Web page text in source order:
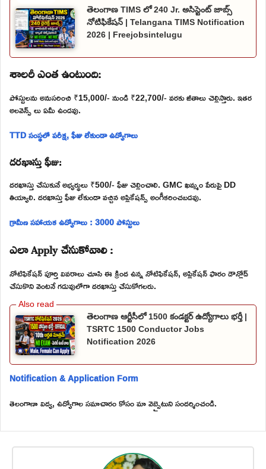
తెలంగాణ TIMS లో 240 Jr. అసిస్టెంట్ జాబ్స్
నోటిఫికేషన్ | Telangana TIMS Notification
2026 | Freejobsintelugu
శాలరీ ఎంత ఉంటుంది:
పోస్టులను అనుసరించి ₹15,000/- నుండి ₹22,700/- వరకు జీతాలు చెల్లిస్తారు. ఇతర
అలవెన్స్ లు ఏమీ ఉండవు.
TTD సంస్థలో పరీక్ష, ఫీజు లేకుండా ఉద్యోగాలు
దరఖాస్తు ఫీజు:
దరఖాస్తు చేసుకునే అభ్యర్థులు ₹500/- ఫీజు చెల్లించాలి. GMC ఖమ్మం పేరుపై DD
తియ్యాలి. దరఖాస్తు ఫీజు లేకుండా వచ్చిన అప్లికేషన్స్ అంగీకరించబడవు.
గ్రామీణ సహాయక ఉద్యోగాలు : 3000 పోస్టులు
ఎలా Apply చేసుకోవాలి :
నోటిఫికేషన్ పూర్తి వివరాలు చూసి ఈ క్రింద ఉన్న నోటిఫికేషన్, అప్లికేషన్ ఫారం డౌన్లోడ్
చేసుకొని వెంటనే గడువులోగా దరఖాస్తు చేసుకోగలరు.
తెలంగాణ ఆర్టీసీలో 1500 కండక్టర్ ఉద్యోగాలు భర్తీ |
TSRTC 1500 Conductor Jobs
Notification 2026
Notification & Application Form
తెలంగాణా విద్య, ఉద్యోగాల సమాచారం కోసం మా వెబ్సైటుని సందర్శించండి.